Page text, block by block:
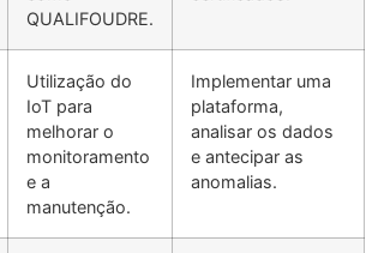
QUALIFOUDRE.
Utilização do
IoT para
melhorar o
monitoramento
e a
manutenção.
Implementar uma
plataforma,
analisar os dados
e antecipar as
anomalias.